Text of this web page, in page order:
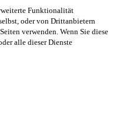
Funktionalität
oder von Drittanbietern
verwenden. Wenn Sie diese
alle dieser Dienste